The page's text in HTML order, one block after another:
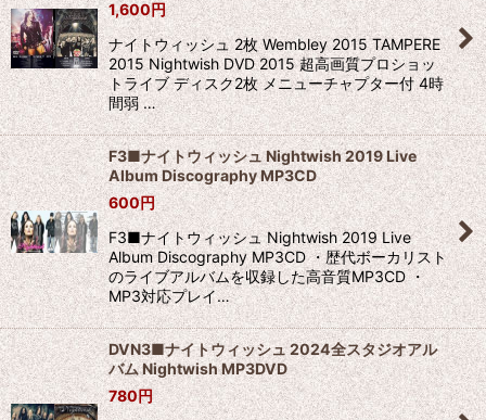
1,600円
ナイトウィッシュ 2枚 Wembley 2015 TAMPERE
2015 Nightwish DVD 2015 超高画質プロショッ
トライブ ディスク2枚 メニューチャプター付 4時
間弱 …
F3■ナイトウィッシュ Nightwish 2019 Live
Album Discography MP3CD
600円
F3■ナイトウィッシュ Nightwish 2019 Live
Album Discography MP3CD ・歴代ボーカリスト
のライブアルバムを収録した高音質MP3CD ・
MP3対応プレイ…
DVN3■ナイトウィッシュ 2024全スタジオアル
バム Nightwish MP3DVD
780円